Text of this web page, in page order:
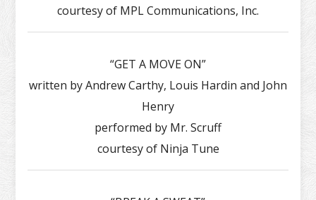
courtesy of MPL Communications, Inc.
“GET A MOVE ON”
written by Andrew Carthy, Louis Hardin and John
Henry
performed by Mr. Scruff
courtesy of Ninja Tune